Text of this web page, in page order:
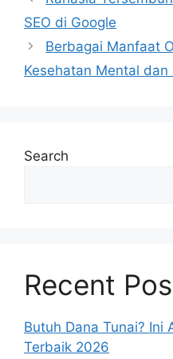
SEO di Google
Berbagai Manfaat
Kesehatan Mental dan
Search
Recent
Butuh Dana Tunai? Ini
Terbaik 2026